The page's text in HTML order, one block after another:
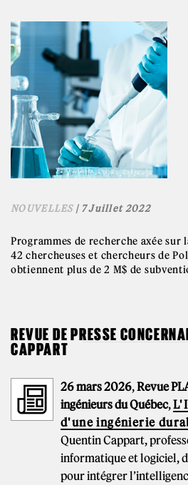
NOUVELLES| 7 Juillet 2022
Programmes de recherche axée sur
42 chercheuses et chercheurs de
obtiennent plus de 2 M$ de
REVUE DE PRESSE
CAPPART
26 mars 2026,Revue
ingénieurs du Québec,
d'une ingénierie
Quentin Cappart,
informatique et logiciel,
pour intégrer